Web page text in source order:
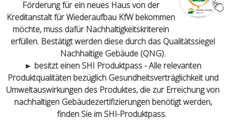
Förderung für ein neues Haus von der
Kreditanstalt für Wiederaufbau KfW bekommen
möchte, muss dafür Nachhaltigkeitskriterein
erfüllen. Bestätigt werden diese durch das Qualitätssiegel
Nachhaltige Gebäude (QNG).
► besitzt einen SHI Produktpass - Alle relevanten
Produktqualitäten bezüglich Gesundheitsverträglichkeit und
Umweltauswirkungen des Produktes, die zur Erreichung von
nachhaltigen Gebäudezertifizierungen benötigt werden,
finden Sie im SHI-Produktpass.